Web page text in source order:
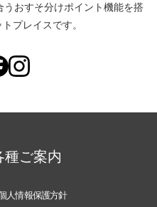
う おすそ分けポイント機能を搭
プレイスです。
種ご案内
人情報保護方針